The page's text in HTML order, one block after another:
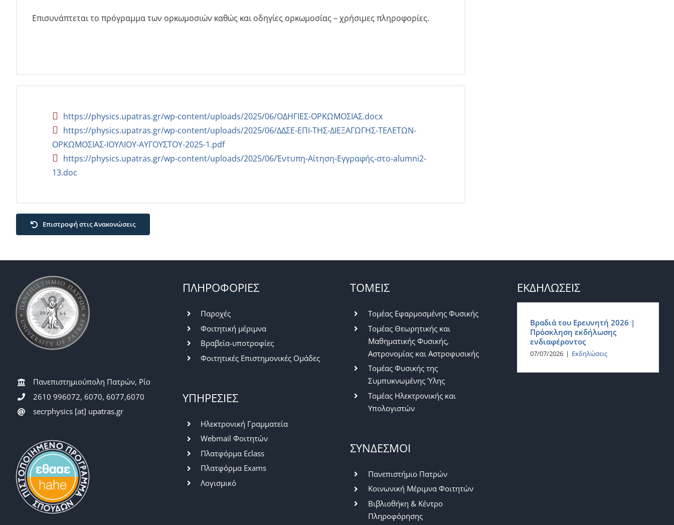
Επισυνάπτεται το πρόγραμμα των ορκωμοσιών καθώς και οδηγίες ορκωμοσίας – χρήσιμες πληροφορίες.
https://physics.upatras.gr/wp-content/uploads/2025/06/ΟΔΗΓΙΕΣ-ΟΡΚΩΜΟΣΙΑΣ.docx
https://physics.upatras.gr/wp-content/uploads/2025/06/ΔΔΣΕ-ΕΠΙ-ΤΗΣ-ΔΙΕΞΑΓΩΓΗΣ-ΤΕΛΕΤΩΝ-
ΟΡΚΩΜΟΣΙΑΣ-ΙΟΥΛΙΟΥ-ΑΥΓΟΥΣΤΟΥ-2025-1.pdf
https://physics.upatras.gr/wp-content/uploads/2025/06/Έντυπη-Αίτηση-Εγγραφής-στο-alumni2-
13.doc
Επιστροφή στις Ανακονώσεις
Πανεπιστημιούπολη Πατρών, Ρίο
2610 996072, 6070, 6077,6070
secrphysics [at] upatras.gr
ΠΛΗΡΟΦΟΡΙΕΣ
Παροχές
Φοιτητική μέριμνα
Βραβεία-υποτροφίες
Φοιτητικές Επιστημονικές Ομάδες
ΥΠΗΡΕΣΙΕΣ
Ηλεκτρονική Γραμματεία
Webmail Φοιτητών
Πλατφόρμα Eclass
Πλατφόρμα Exams
Λογισμικό
ΤΟΜΕΙΣ
Τομέας Εφαρμοσμένης Φυσικής
Τομέας Θεωρητικής και
Μαθηματικής Φυσικής,
Αστρονομίας και Αστροφυσικής
Τομέας Φυσικής της
Συμπυκνωμένης Ύλης
Τομέας Ηλεκτρονικής και
Υπολογιστών
ΣΥΝΔΕΣΜΟΙ
Πανεπιστήμιο Πατρών
Κοινωνική Μέριμνα Φοιτητών
Βιβλιοθήκη & Κέντρο
Πληροφόρησης
ΕΚΔΗΛΩΣΕΙΣ
Βραδιά του Ερευνητή 2026 |
Πρόσκληση εκδήλωσης
ενδιαφέροντος
07/07/2026 | Εκδηλώσεις